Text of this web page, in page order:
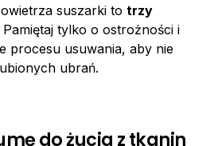
suszarki to trzy
Pamiętaj tylko o ostrożności i
procesu usuwania, aby nie
ubrań.
do żucia z tkanin